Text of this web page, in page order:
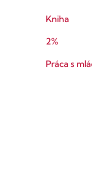
Kniha
2%
Práca s